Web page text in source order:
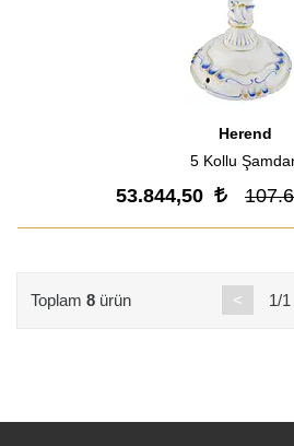
Herend
5 Kollu
53.844,50
Toplam 8ürün < 1/1